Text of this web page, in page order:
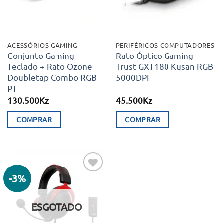
ACESSÓRIOS GAMING
Conjunto Gaming
Teclado + Rato Ozone
Doubletap Combo RGB
PT
130.500Kz
COMPRAR
PERIFÉRICOS COMPUTADORES
Rato Óptico Gaming
Trust GXT180 Kusan RGB
5000DPI
45.500Kz
COMPRAR
-3%
Adicionar
aos meus
desejos
ESGOTADO